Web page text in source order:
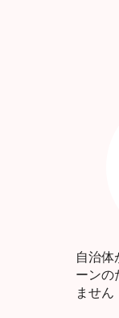
自治体
ーンの
ません